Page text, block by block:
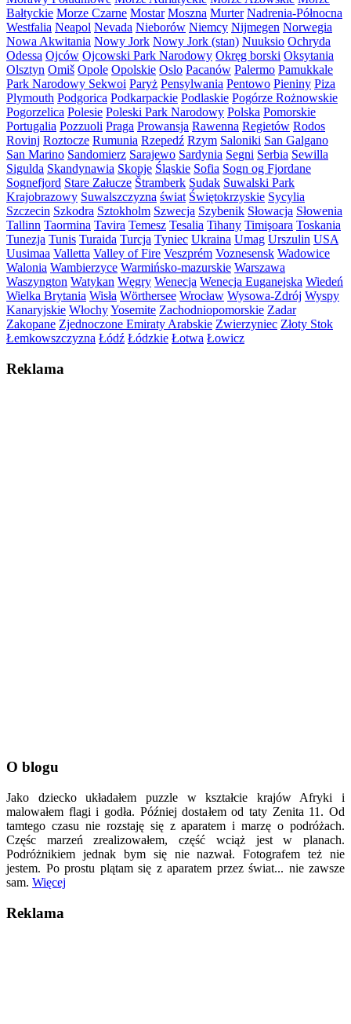
Bałtyckie Morze Czarne Mostar Moszna Murter Nadrenia-Północna
Westfalia Neapol Nevada Nieborów Niemcy Nijmegen Norwegia
Nowa Akwitania Nowy Jork Nowy Jork (stan) Nuuksio Ochryda
Odessa Ojców Ojcowski Park Narodowy Okręg borski Oksytania
Olsztyn Omiš Opole Opolskie Oslo Pacanów Palermo Pamukkale
Park Narodowy Sekwoi Paryż Pensylwania Pentowo Pieniny Piza
Plymouth Podgorica Podkarpackie Podlaskie Pogórze Rożnowskie
Pogorzelica Polesie Poleski Park Narodowy Polska Pomorskie
Portugalia Pozzuoli Praga Prowansja Rawenna Regietów Rodos
Rovinj Roztocze Rumunia Rzepedź Rzym Saloniki San Galgano
San Marino Sandomierz Sarajewo Sardynia Segni Serbia Sewilla
Sigulda Skandynawia Skopje Śląskie Sofia Sogn og Fjordane
Sognefjord Stare Załucze Štramberk Sudak Suwalski Park
Krajobrazowy Suwalszczyzna świat Świętokrzyskie Sycylia
Szczecin Szkodra Sztokholm Szwecja Szybenik Słowacja Słowenia
Tallinn Taormina Tavira Temesz Tesalia Tihany Timişoara Toskania
Tunezja Tunis Turaida Turcja Tyniec Ukraina Umag Urszulin USA
Uusimaa Valletta Valley of Fire Veszprém Voznesensk Wadowice
Walonia Wambierzyce Warmińsko-mazurskie Warszawa
Waszyngton Watykan Węgry Wenecja Wenecja Euganejska Wiedeń
Wielka Brytania Wisła Wörthersee Wrocław Wysowa-Zdrój Wyspy
Kanaryjskie WłochyYosemite Zachodniopomorskie Zadar
Zakopane Zjednoczone Emiraty Arabskie Zwierzyniec Złoty Stok
Łemkowszczyzna Łódź Łódzkie Łotwa Łowicz
Reklama
O blogu
Jako dziecko układałem puzzle w kształcie krajów Afryki i
malowałem flagi i godła. Później dostałem od taty Zenita 11. Od
tamtego czasu nie rozstaję się z aparatem i marzę o podróżach.
Częśc marzeń zrealizowałem, część wciąż jest w planach.
Podróżnikiem jednak bym się nie nazwał. Fotografem też nie
jestem. Po prostu plątam się z aparatem przez świat... nie zawsze
sam. Więcej
Reklama